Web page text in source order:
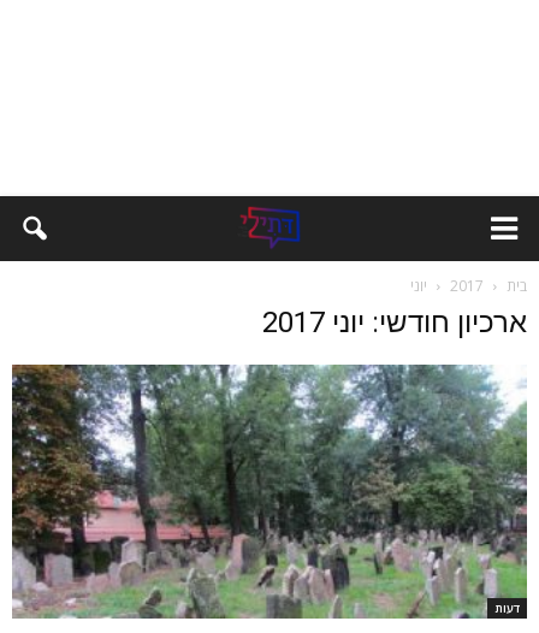
בית 2017 יוני
ארכיון חודשי: יוני 2017
דעות